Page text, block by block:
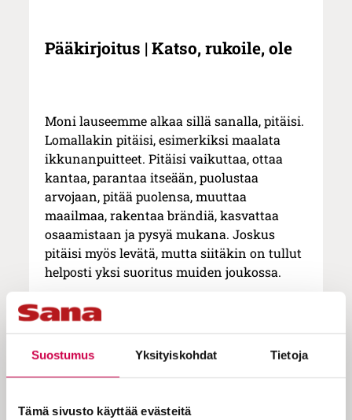
Suostumus Yksityiskohdat Tietoja
Tämä sivusto käyttää evästeitä
Pääkirjoitus | Katso, rukoile, ole
Moni lauseemme alkaa sillä sanalla, pitäisi.
Lomallakin pitäisi, esimerkiksi maalata
ikkunanpuitteet. Pitäisi vaikuttaa, ottaa
kantaa, parantaa itseään, puolustaa
arvojaan, pitää puolensa, muuttaa
maailmaa, rakentaa brändiä, kasvattaa
osaamistaan ja pysyä mukana. Joskus
pitäisi myös levätä, mutta siitäkin on tullut
helposti yksi suoritus muiden joukossa.
Kristillisessä elämässäkin on paljon
tekemistä. Tulee auttaa, palvella, rakastaa
luomakunnasta ja pitää esillä toivoa.
Kaikki tämä on hyvää ja tarpeellista.
Silti kristillinen elämä ei ala tekemisestä.